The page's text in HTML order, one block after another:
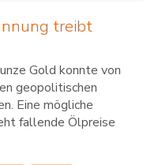
treibt
Gold konnte von
geopolitischen
Eine mögliche
fallende Ölpreise